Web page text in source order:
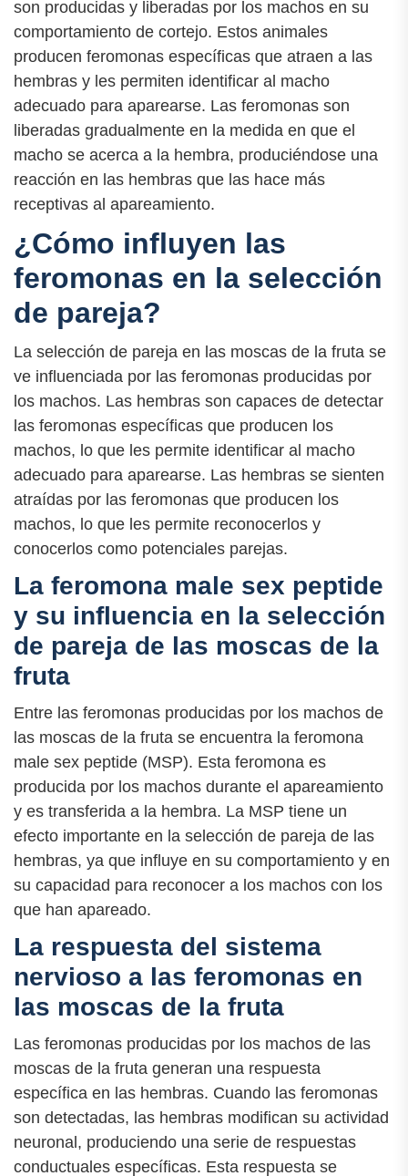
son producidas y liberadas por los machos en su
comportamiento de cortejo. Estos animales
producen feromonas específicas que atraen a las
hembras y les permiten identificar al macho
adecuado para aparearse. Las feromonas son
liberadas gradualmente en la medida en que el
macho se acerca a la hembra, produciéndose una
reacción en las hembras que las hace más
receptivas al apareamiento.
¿Cómo influyen las
feromonas en la selección
de pareja?
La selección de pareja en las moscas de la fruta se
ve influenciada por las feromonas producidas por
los machos. Las hembras son capaces de detectar
las feromonas específicas que producen los
machos, lo que les permite identificar al macho
adecuado para aparearse. Las hembras se sienten
atraídas por las feromonas que producen los
machos, lo que les permite reconocerlos y
conocerlos como potenciales parejas.
La feromona male sex peptide
y su influencia en la selección
de pareja de las moscas de la
fruta
Entre las feromonas producidas por los machos de
las moscas de la fruta se encuentra la feromona
male sex peptide (MSP). Esta feromona es
producida por los machos durante el apareamiento
y es transferida a la hembra. La MSP tiene un
efecto importante en la selección de pareja de las
hembras, ya que influye en su comportamiento y en
su capacidad para reconocer a los machos con los
que han apareado.
La respuesta del sistema
nervioso a las feromonas en
las moscas de la fruta
Las feromonas producidas por los machos de las
moscas de la fruta generan una respuesta
específica en las hembras. Cuando las feromonas
son detectadas, las hembras modifican su actividad
neuronal, produciendo una serie de respuestas
conductuales específicas. Esta respuesta se